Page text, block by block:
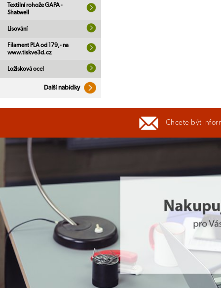
Textilní rohože GAPA -
Shatwell
Lisování
Filament PLA od 179,- na
www.tiskve3d.cz
Ložisková ocel
Další nabídky
Chcete být